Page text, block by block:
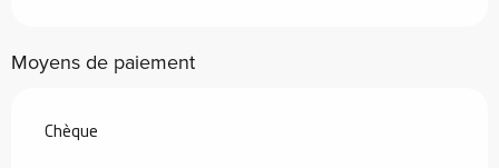
Moyens de paiement
Chèque